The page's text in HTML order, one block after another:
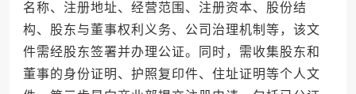
名称、注册地址、经营范围、注册资本、股份结
构、股东与董事权利义务、公司治理机制等，该文
件需经股东签署并办理公证。同时，需收集股东和
董事的身份证明、护照复印件、住址证明等个人文